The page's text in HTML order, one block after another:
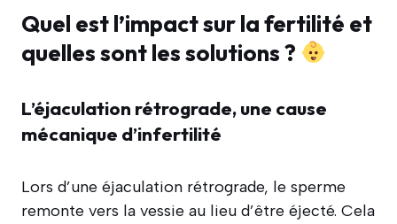
Quel est l’impact sur la fertilité et
quelles sont les solutions ?
L’éjaculation rétrograde, une cause
mécanique d’infertilité
Lors d’une éjaculation rétrograde, le sperme
remonte vers la vessie au lieu d’être éjecté. Cela